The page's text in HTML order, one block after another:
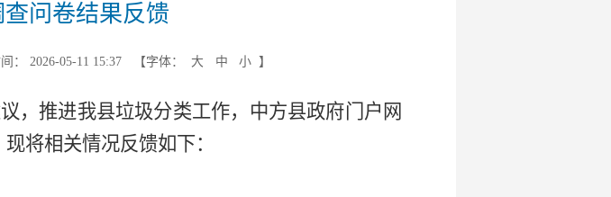
问卷结果反馈
： 2026-05-11 15:37 【字体： 大 中 小 】
，推进我县垃圾分类工作，中方县政府门户网
将相关情况反馈如下：